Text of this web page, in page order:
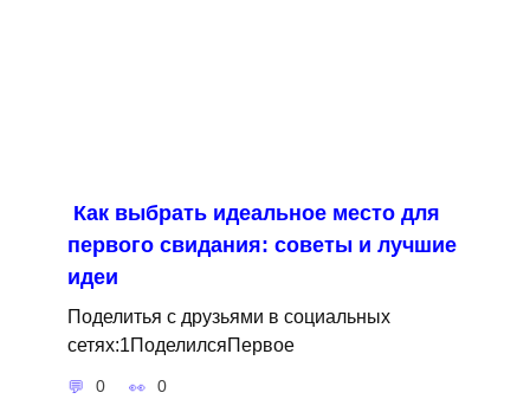
Как выбрать идеальное место для
первого свидания: советы и лучшие
идеи
Поделитья с друзьями в социальных
сетях:1ПоделилсяПервое
0 0